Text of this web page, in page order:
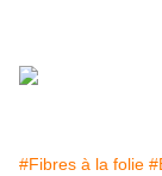
#Fibres à la folie